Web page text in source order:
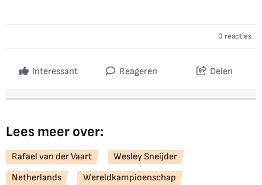
0 reacties
Interessant Reageren Delen
Lees meer over:
Rafael van der Vaart
Wesley Sneijder
Netherlands
Wereldkampioenschap